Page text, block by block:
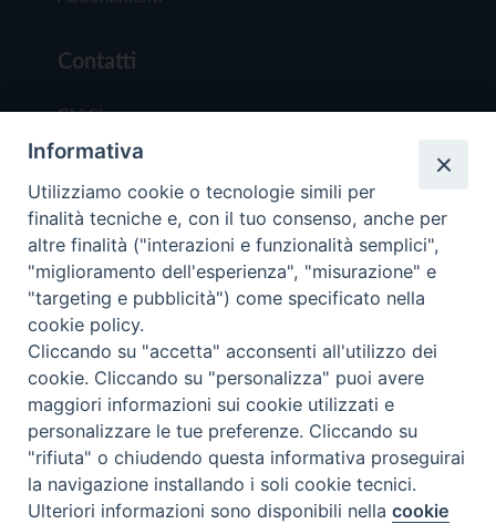
Contatti
Chi Siamo
Redazione
Scrivici
Copyright © 2019 - Tutti i diritti riservati - Vita
Trentina Editrice
Privacy Policy
Torna
Preferenze Cookie
Informativa
Utilizziamo cookie o tecnologie simili per
finalità tecniche e, con il tuo consenso, anche per
altre finalità ("interazioni e funzionalità semplici",
"miglioramento dell'esperienza", "misurazione" e
"targeting e pubblicità") come specificato nella
cookie policy.
Cliccando su "accetta" acconsenti all'utilizzo dei
cookie. Cliccando su "personalizza" puoi avere
maggiori informazioni sui cookie utilizzati e
personalizzare le tue preferenze. Cliccando su
"rifiuta" o chiudendo questa informativa proseguirai
la navigazione installando i soli cookie tecnici.
Ulteriori informazioni sono disponibili nellacookie